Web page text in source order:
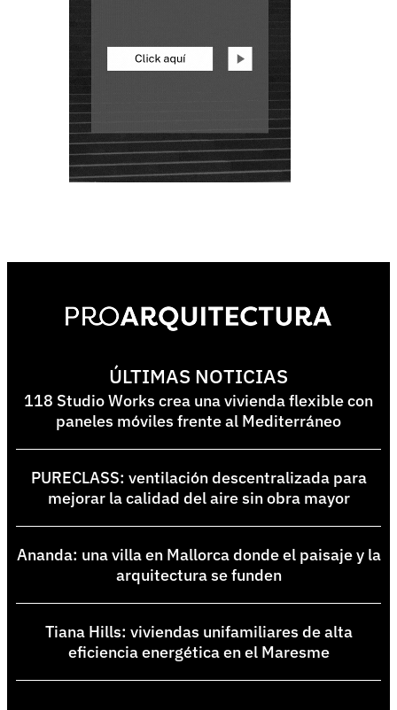
ÚLTIMAS NOTICIAS
118 Studio Works crea una vivienda flexible con
paneles móviles frente al Mediterráneo
PURECLASS: ventilación descentralizada para
mejorar la calidad del aire sin obra mayor
Ananda: una villa en Mallorca donde el paisaje y la
arquitectura se funden
Tiana Hills: viviendas unifamiliares de alta
eficiencia energética en el Maresme